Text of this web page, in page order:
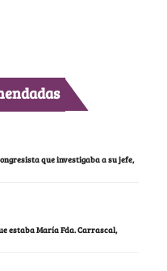
que investigaba a su jefe,
estaba María Fda. Carrascal,